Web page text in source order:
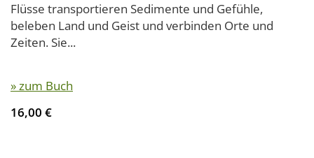
Flüsse transportieren Sedimente und Gefühle,
beleben Land und Geist und verbinden Orte und
Zeiten. Sie...
» zum Buch
16,00 €